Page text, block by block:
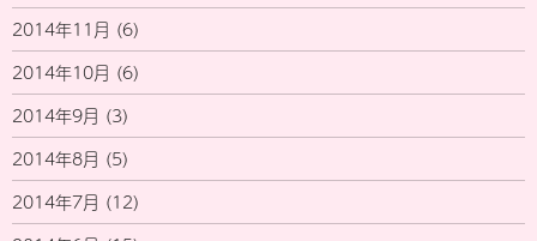
2014年11月 (6)
2014年10月 (6)
2014年9月 (3)
2014年8月 (5)
2014年7月 (12)